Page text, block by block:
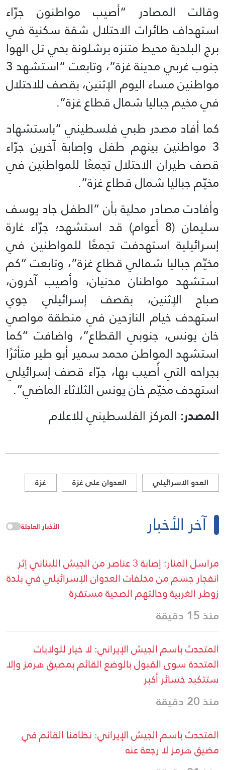
وقالت المصادر “أصيب مواطنون جرّاء
استهداف طائرات الاحتلال شقة سكنية في
برج البلدية محيط متنزه برشلونة بحي تل الهوا
جنوب غربي مدينة غزة”، وتابعت “استشهد 3
مواطنين مساء اليوم الإثنين، بقصف للاحتلال
في مخيم جباليا شمال قطاع غزة”.
كما أفاد مصدر طبي فلسطيني “باستشهاد
3 مواطنين بينهم طفل وإصابة آخرين جرّاء
قصف طيران الاحتلال تجمعًا للمواطنين في
مخيّم جباليا شمال قطاع غزة”.
وأفادت مصادر محلية بأن “الطفل جاد يوسف
سليمان (8 أعوام) قد استشهد؛ جرّاء غارة
إسرائيلية استهدفت تجمعًا للمواطنين في
مخيّم جباليا شمالي قطاع غزة”، وتابعت “كم
استشهد مواطنان مدنيان، وأصيب آخرون،
صباح الإثنين، بقصف إسرائيلي جوي
استهدف خيام النازحين في منطقة مواصي
خان يونس، جنوبي القطاع”، واضافت “كما
استشهد المواطن محمد سمير أبو طير متأثرًا
بجراحه التي أُصيب بها، جرّاء قصف إسرائيلي
استهدف مخيّم خان يونس الثلاثاء الماضي”.
المصدر: المركز الفلسطيني للاعلام
العدو الاسرائيلي العدوان على غزة غزة
آخر الأخبار الأخبار العاجلة
مراسل المنار: إصابة 3 عناصر من الجيش اللبناني إثر
انفجار جسم من مخلفات العدوان الإسرائيلي في بلدة
زوطر الغربية وحالتهم الصحية مستقرة
منذ 15 دقيقة
المتحدث باسم الجيش الإيراني: لا خيار للولايات
المتحدة سوى القبول بالوضع القائم بمضيق هرمز وإلا
ستتكبد خسائر أكبر
منذ 20 دقيقة
المتحدث باسم الجيش الإيراني: نظامنا القائم في
مضيق هرمز لا رجعة عنه